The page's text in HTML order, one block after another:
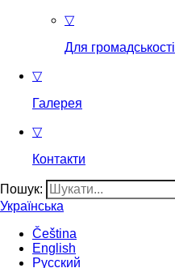
▽
Для громадськості
▽
Галерея
▽
Контакти
Пошук:
Українська
Čeština
English
Русский